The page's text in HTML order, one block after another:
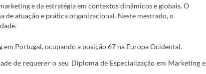
e da estratégia em contextos dinâmicos e globais. O
de atuação e prática organizacional. Neste mestrado, o
Portugal, ocupando a posição 67 na Europa Ocidental.
de requerer o seu Diploma de Especialização em Marketing e